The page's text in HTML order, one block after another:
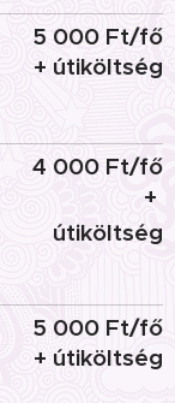
5 000 Ft/fő
+ útiköltség
4 000 Ft/fő
+
útiköltség
5 000 Ft/fő
+ útiköltség